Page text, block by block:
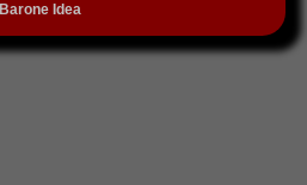
Barone Idea